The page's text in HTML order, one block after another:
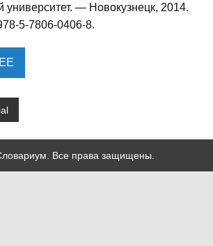
университет. — Новокузнецк, 2014.
5-7806-0406-8.
Все права защищены.